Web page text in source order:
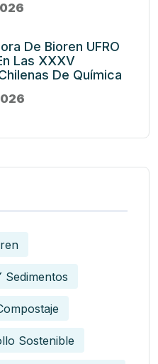
De Bioren UFRO
Las XXXV
De Química
Sedimentos
Sostenible